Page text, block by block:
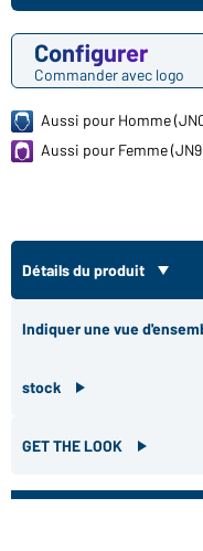
Configurer
Commander avec logo
Aussi pour Homme
Aussi pour Femme
Détails du produit
Indiquer une vue
stock
GET THE LOOK